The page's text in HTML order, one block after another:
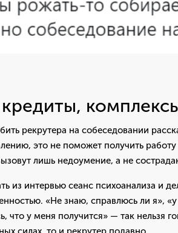
рекрутера на собеседовании
это не поможет получить работу
лишь недоумение, а не
из интервью сеанс психоанализа и
«Не знаю, справлюсь ли я»,
что у меня получится» — так нельзя